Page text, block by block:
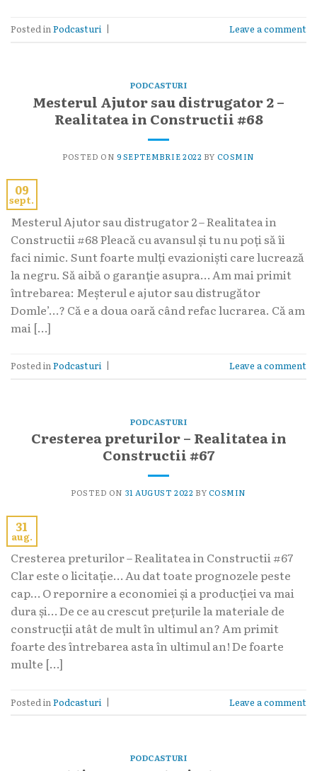
Posted inPodcasturi | Leave a comment
PODCASTURI
Mesterul Ajutor sau distrugator 2 –
Realitatea in Constructii #68
POSTED ON 9 SEPTEMBRIE 2022 BY COSMIN
09
sept.
Mesterul Ajutor sau distrugator 2 – Realitatea in
Constructii #68 Pleacă cu avansul și tu nu poți să îi
faci nimic. Sunt foarte mulți evazioniști care lucrează
la negru. Să aibă o garanție asupra… Am mai primit
întrebarea: Meșterul e ajutor sau distrugător
Domle’…? Că e a doua oară când refac lucrarea. Că am
mai […]
Posted inPodcasturi | Leave a comment
PODCASTURI
Cresterea preturilor – Realitatea in
Constructii #67
POSTED ON 31 AUGUST 2022 BYCOSMIN
31
aug.
Cresterea preturilor – Realitatea in Constructii #67
Clar este o licitație… Au dat toate prognozele peste
cap… O repornire a economiei și a producției va mai
dura și… De ce au crescut prețurile la materiale de
construcții atât de mult în ultimul an? Am primit
foarte des întrebarea asta în ultimul an! De foarte
multe […]
Posted in Podcasturi | Leave a comment
PODCASTURI